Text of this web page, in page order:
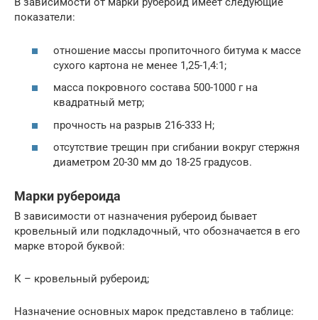
показатели:
отношение массы пропиточного битума к массе
сухого картона не менее 1,25-1,4:1;
масса покровного состава 500-1000 г на
квадратный метр;
прочность на разрыв 216-333 Н;
отсутствие трещин при сгибании вокруг стержня
диаметром 20-30 мм до 18-25 градусов.
Марки рубероида
В зависимости от назначения рубероид бывает
кровельный или подкладочный, что обозначается в его
марке второй буквой:
К – кровельный рубероид;
Назначение основных марок представлено в таблице: